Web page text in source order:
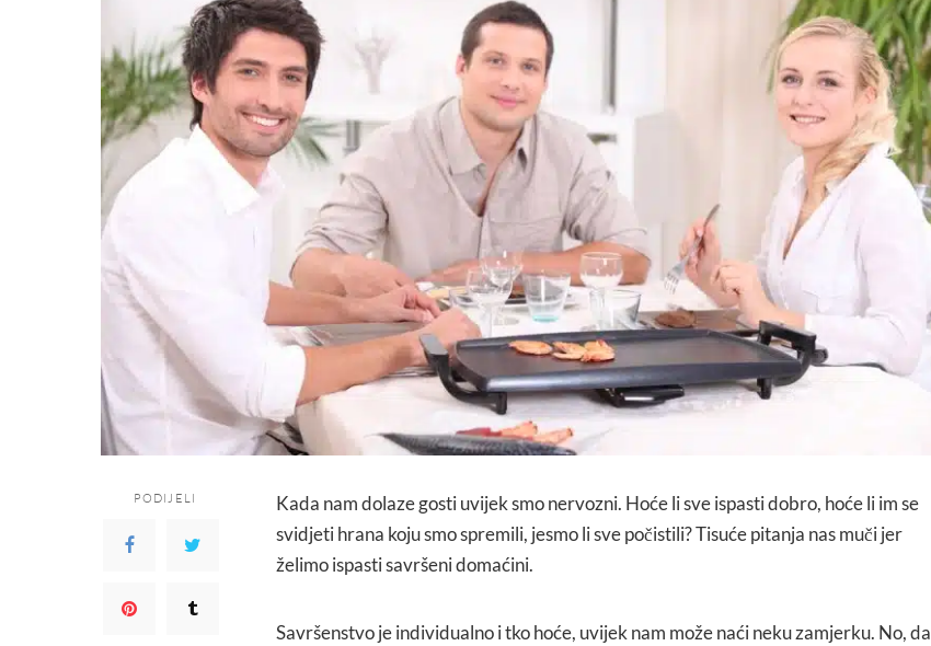
PODIJELI
Kada nam dolaze gosti uvijek smo nervozni. Hoće li sve ispasti dobro, hoće li im se
svidjeti hrana koju smo spremili, jesmo li sve počistili? Tisuće pitanja nas muči jer
želimo ispasti savršeni domaćini.
Savršenstvo je individualno i tko hoće, uvijek nam može naći neku zamjerku. No, da